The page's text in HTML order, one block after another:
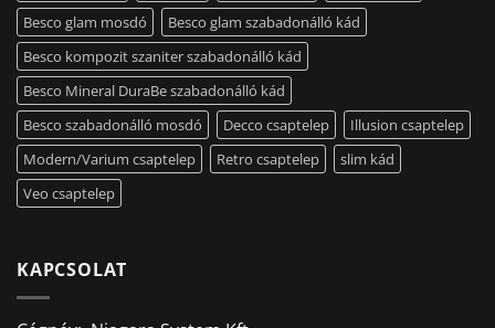
Besco glam mosdó
Besco glam szabadonálló kád
Besco kompozit szaniter szabadonálló kád
Besco Mineral DuraBe szabadonálló kád
Besco szabadonálló mosdó
Decco csaptelep
Illusion csaptelep
Modern/Varium csaptelep
Retro csaptelep
slim kád
Veo csaptelep
KAPCSOLAT